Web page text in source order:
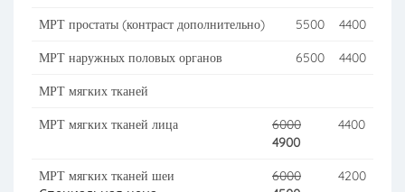
МРТ простаты (контраст дополнительно) 5500 4400
МРТ наружных половых органов 6500 4400
МРТ мягких тканей
МРТ мягких тканей лица
6000
4900
4400
МРТ мягких тканей шеи
6000
4200